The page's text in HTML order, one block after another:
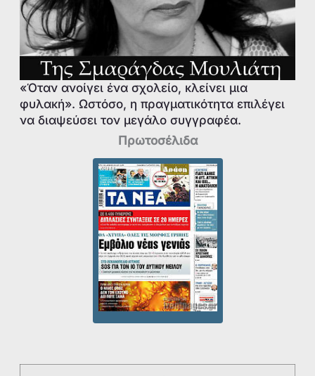
«Όταν ανοίγει ένα σχολείο, κλείνει μια
φυλακή». Ωστόσο, η πραγματικότητα επιλέγει
να διαψεύσει τον μεγάλο συγγραφέα.
Πρωτοσέλιδα